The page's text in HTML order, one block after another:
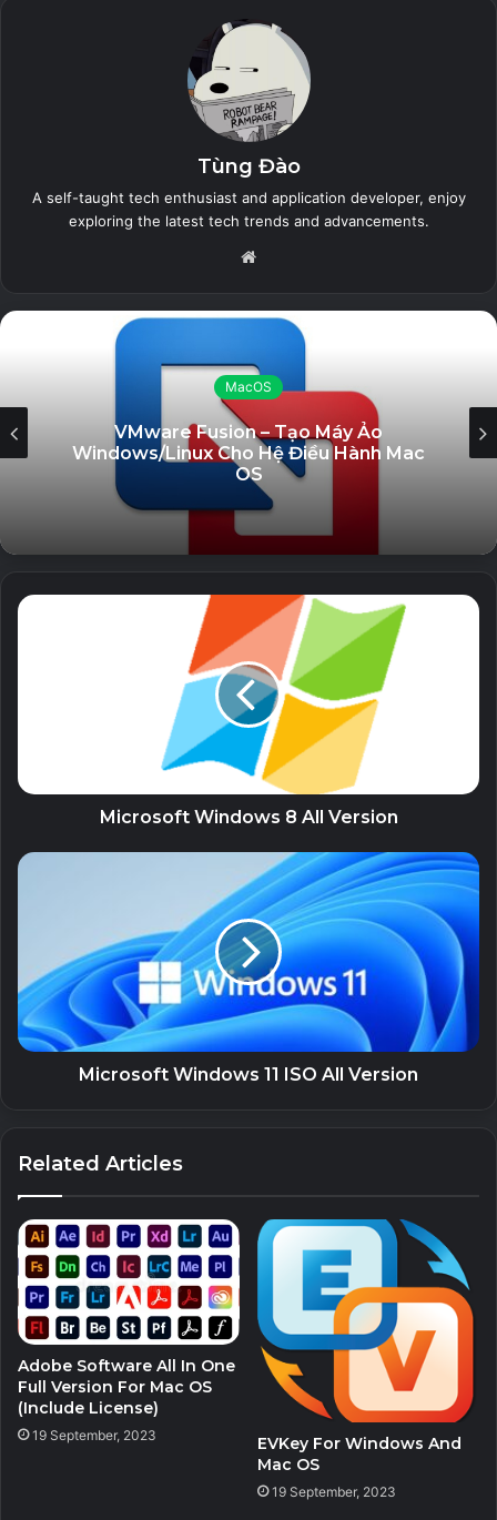
Tùng Đào
A self-taught tech enthusiast and application developer, enjoy
exploring the latest tech trends and advancements.
MacOS
VMware Fusion – Tạo Máy Ảo
Windows/Linux Cho Hệ Điều Hành Mac
OS
Microsoft Windows 8 All Version
Microsoft Windows 11 ISO All Version
Related Articles
Adobe Software All In One
Full Version For Mac OS
(Include License)
19 September, 2023
EVKey For Windows And
Mac OS
19 September, 2023